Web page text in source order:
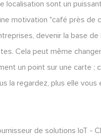
localisation sont un
motivation "café près de
devenir la base
Cela peut même
un point sur une carte
la regardez, plus elle vous
de solutions IoT -